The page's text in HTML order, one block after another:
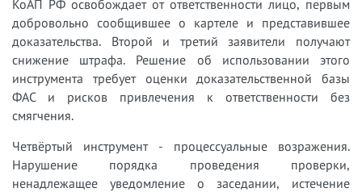
КоАП РФ освобождает от ответственности лицо, первым
добровольно сообщившее о картеле и представившее
доказательства. Второй и третий заявители получают
снижение штрафа. Решение об использовании этого
инструмента требует оценки доказательственной базы
ФАС и рисков привлечения к ответственности без
смягчения.
Четвёртый инструмент - процессуальные возражения.
Нарушение порядка проведения проверки,
ненадлежащее уведомление о заседании, истечение